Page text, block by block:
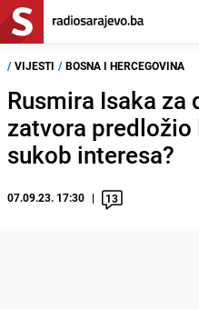
/ VIJESTI / BOSNA I HERCEGOVINA
Rusmira Isaka
zatvora predložio
sukob interesa?
07.09.23. 17:30 13